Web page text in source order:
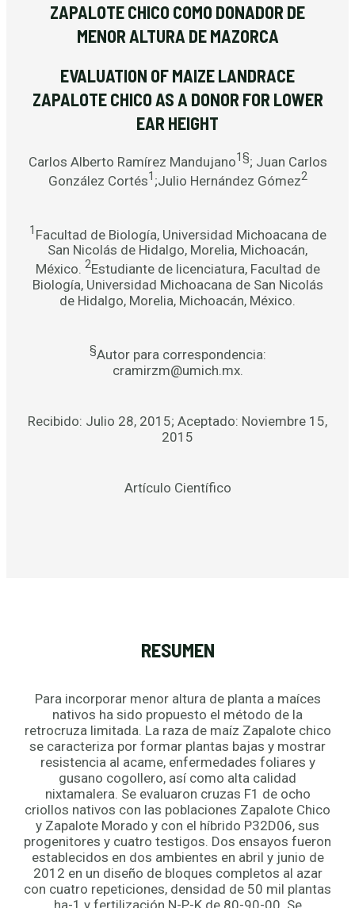
ZAPALOTE CHICO COMO DONADOR DE
MENOR ALTURA DE MAZORCA
EVALUATION OF MAIZE LANDRACE
ZAPALOTE CHICO AS A DONOR FOR LOWER
EAR HEIGHT
Carlos Alberto Ramírez Mandujano1§; Juan Carlos
González Cortés1 ;Julio Hernández Gómez2
1 Facultad de Biología, Universidad Michoacana de
San Nicolás de Hidalgo, Morelia, Michoacán,
México. 2Estudiante de licenciatura, Facultad de
Biología, Universidad Michoacana de San Nicolás
de Hidalgo, Morelia, Michoacán, México.
§Autor para correspondencia:
cramirzm@umich.mx.
Recibido: Julio 28, 2015; Aceptado: Noviembre 15,
2015
Artículo Científico
RESUMEN
Para incorporar menor altura de planta a maíces
nativos ha sido propuesto el método de la
retrocruza limitada. La raza de maíz Zapalote chico
se caracteriza por formar plantas bajas y mostrar
resistencia al acame, enfermedades foliares y
gusano cogollero, así como alta calidad
nixtamalera. Se evaluaron cruzas F1 de ocho
criollos nativos con las poblaciones Zapalote Chico
y Zapalote Morado y con el híbrido P32D06, sus
progenitores y cuatro testigos. Dos ensayos fueron
establecidos en dos ambientes en abril y junio de
2012 en un diseño de bloques completos al azar
con cuatro repeticiones, densidad de 50 mil plantas
ha-1 y fertilización N-P-K de 80-90-00. Se